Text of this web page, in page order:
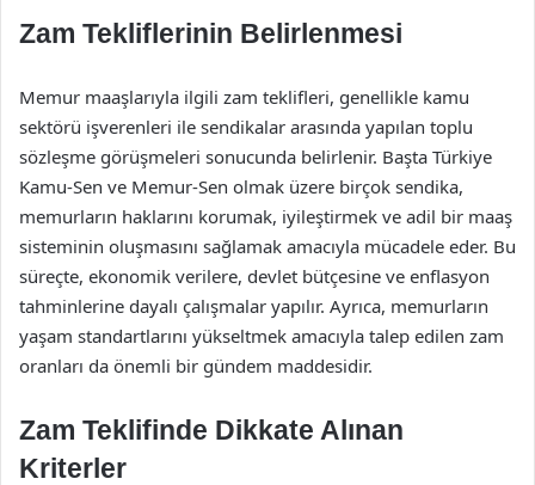
Zam Tekliflerinin Belirlenmesi
Memur maaşlarıyla ilgili zam teklifleri, genellikle kamu
sektörü işverenleri ile sendikalar arasında yapılan toplu
sözleşme görüşmeleri sonucunda belirlenir. Başta Türkiye
Kamu-Sen ve Memur-Sen olmak üzere birçok sendika,
memurların haklarını korumak, iyileştirmek ve adil bir maaş
sisteminin oluşmasını sağlamak amacıyla mücadele eder. Bu
süreçte, ekonomik verilere, devlet bütçesine ve enflasyon
tahminlerine dayalı çalışmalar yapılır. Ayrıca, memurların
yaşam standartlarını yükseltmek amacıyla talep edilen zam
oranları da önemli bir gündem maddesidir.
Zam Teklifinde Dikkate Alınan
Kriterler